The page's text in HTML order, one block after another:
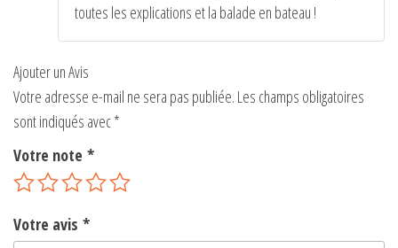
toutes les explications et la balade en bateau !
Ajouter un Avis
Votre adresse e-mail ne sera pas publiée. Les champs obligatoires
sont indiqués avec*
Votre note *
Votre avis *